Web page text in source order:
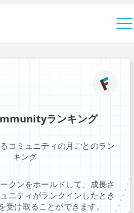
ランキング
コミュニティの月ごとのラン
キング
クンをホールドして、成長さ
ニティがランクインしたとき
受け取ることができます。